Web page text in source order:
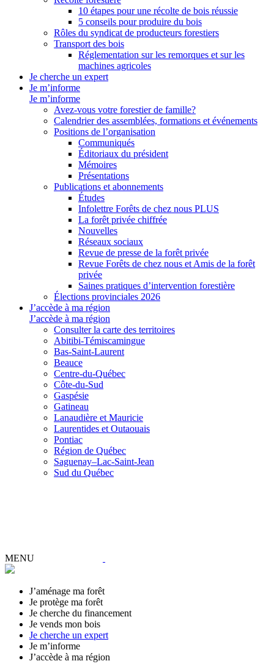
10 étapes pour une récolte de bois réussie
5 conseils pour produire du bois
Rôles du syndicat de producteurs forestiers
Transport des bois
Réglementation sur les remorques et sur les
machines agricoles
Je cherche un expert
Je m’informe
Je m’informe
Avez-vous votre forestier de famille?
Calendrier des assemblées, formations et événements
Positions de l’organisation
Communiqués
Éditoriaux du président
Mémoires
Présentations
Publications et abonnements
Études
Infolettre Forêts de chez nous PLUS
La forêt privée chiffrée
Nouvelles
Réseaux sociaux
Revue de presse de la forêt privée
Revue Forêts de chez nous et Amis de la forêt
privée
Saines pratiques d’intervention forestière
Élections provinciales 2026
J’accède à ma région
J’accède à ma région
Consulter la carte des territoires
Abitibi-Témiscamingue
Bas-Saint-Laurent
Beauce
Centre-du-Québec
Côte-du-Sud
Gaspésie
Gatineau
Lanaudière et Mauricie
Laurentides et Outaouais
Pontiac
Région de Québec
Saguenay–Lac-Saint-Jean
Sud du Québec
MENU
J’aménage ma forêt
Je protège ma forêt
Je cherche du financement
Je vends mon bois
Je cherche un expert
Je m’informe
J’accède à ma région